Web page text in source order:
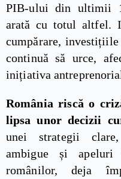
PIB-ului din ultimii
arată cu totul altfel.
cumpărare,
continuă să urce,
inițiativa
România riscă o
lipsa unor decizii
unei strategii
ambigue și apeluri
românilor, deja